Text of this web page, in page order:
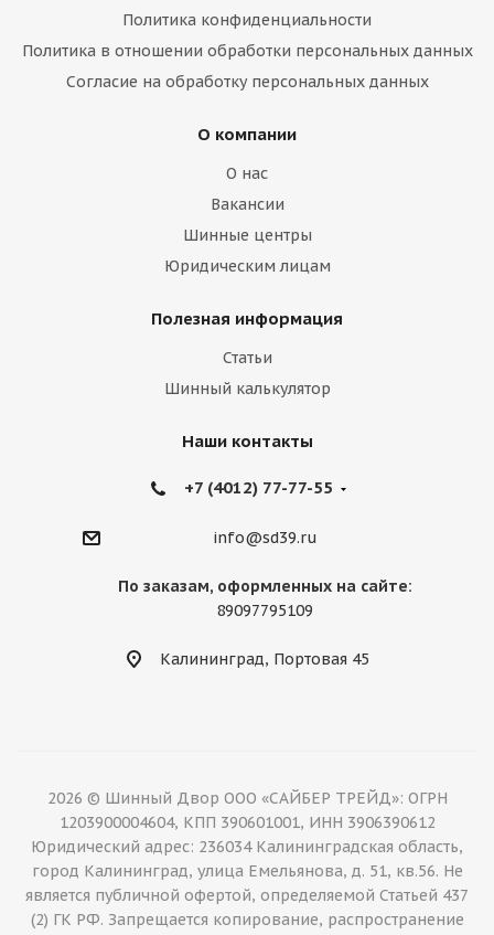
Политика конфиденциальности
Политика в отношении обработки персональных данных
Согласие на обработку персональных данных
О компании
О нас
Вакансии
Шинные центры
Юридическим лицам
Полезная информация
Статьи
Шинный калькулятор
Наши контакты
+7 (4012) 77-77-55
info@sd39.ru
По заказам, оформленных на сайте:
89097795109
Калининград, Портовая 45
2026 © Шинный Двор ООО «САЙБЕР ТРЕЙД»: ОГРН
1203900004604, КПП 390601001, ИНН 3906390612
Юридический адрес: 236034 Калининградская область,
город Калининград, улица Емельянова, д. 51, кв.56. Не
является публичной офертой, определяемой Статьей 437
(2) ГК РФ. Запрещается копирование, распространение